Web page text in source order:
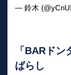
— 鈴木
「BARド
ばらし